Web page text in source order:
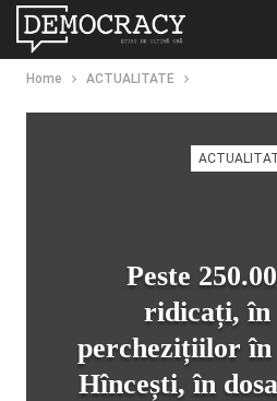
Home ACTUALITATE
Peste
ridicați, în
perchezițiilor în
Hîncești, în